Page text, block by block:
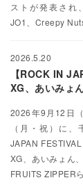
ストが発表され
JO1、Creepy
2026.5.20
【ROCK IN
XG、あいみょ
2026年9月12日
（月・祝）に
JAPAN
XG、あいみょん
FRUITS ZIPPER